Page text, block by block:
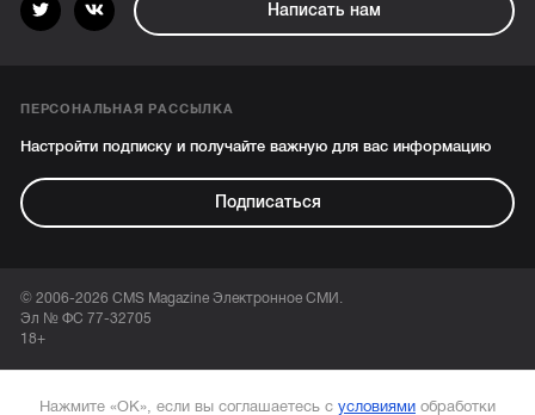
Написать нам
ПЕРСОНАЛЬНАЯ РАССЫЛКА
Настройти подписку и получайте важную для вас информацию
Подписаться
© 2006-2026 CMS Magazine Электронное СМИ.
Эл № ФС 77-32705
18+
Нажмите «ОК», если вы соглашаетесь с условиями обработки